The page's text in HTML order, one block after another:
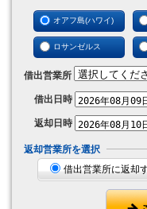
オアフ島(ハワイ)
ロサンゼルス
借出営業所
借出日時
返却日時
返却営業所を選択
借出営業所に返却